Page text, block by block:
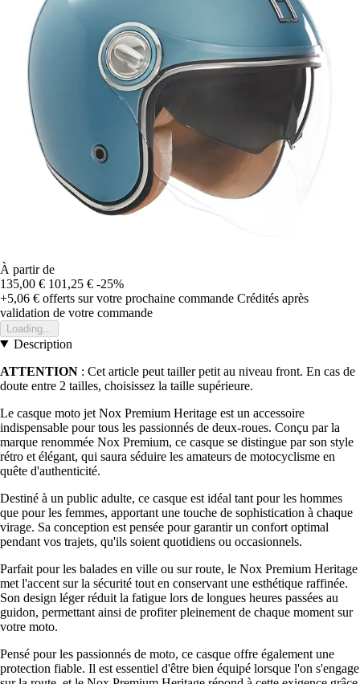
À partir de
135,00 € 101,25 € -25%
+5,06 € offerts sur votre prochaine commande Crédités après
validation de votre commande
Loading...
Description
ATTENTION : Cet article peut tailler petit au niveau front. En cas de
doute entre 2 tailles, choisissez la taille supérieure.
Le casque moto jet Nox Premium Heritage est un accessoire
indispensable pour tous les passionnés de deux-roues. Conçu par la
marque renommée Nox Premium, ce casque se distingue par son style
rétro et élégant, qui saura séduire les amateurs de motocyclisme en
quête d'authenticité.
Destiné à un public adulte, ce casque est idéal tant pour les hommes
que pour les femmes, apportant une touche de sophistication à chaque
virage. Sa conception est pensée pour garantir un confort optimal
pendant vos trajets, qu'ils soient quotidiens ou occasionnels.
Parfait pour les balades en ville ou sur route, le Nox Premium Heritage
met l'accent sur la sécurité tout en conservant une esthétique raffinée.
Son design léger réduit la fatigue lors de longues heures passées au
guidon, permettant ainsi de profiter pleinement de chaque moment sur
votre moto.
Pensé pour les passionnés de moto, ce casque offre également une
protection fiable. Il est essentiel d'être bien équipé lorsque l'on s'engage